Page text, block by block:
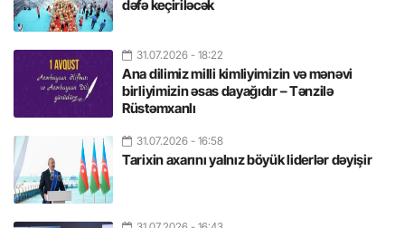
dəfə keçiriləcək
31.07.2026 - 18:22
Ana dilimiz milli kimliyimizin və mənəvi
birliyimizin əsas dayağıdır – Tənzilə
Rüstəmxanlı
31.07.2026 - 16:58
Tarixin axarını yalnız böyük liderlər dəyişir